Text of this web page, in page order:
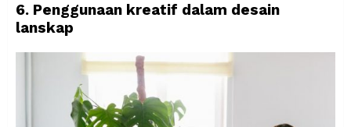
6. Penggunaan kreatif dalam desain
lanskap